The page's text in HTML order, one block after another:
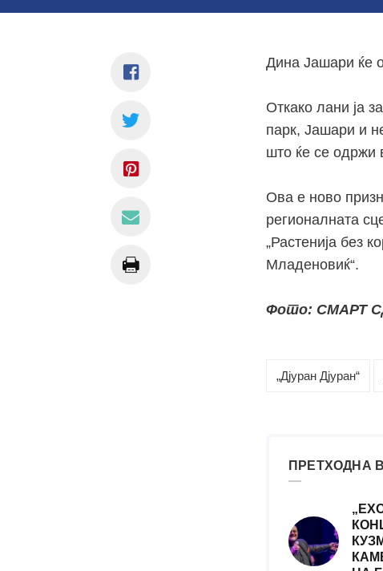
Дина Јашари ќе
Откако лани ја
парк, Јашари и
што ќе се одржи
Ова е ново
регионалната
„Растенија без
Младеновиќ“.
Фото: СМАРТ
„Дјуран Дјуран“
ПРЕТХОДНА